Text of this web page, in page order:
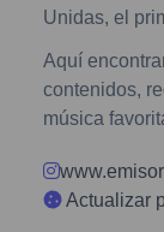
Unidas, el
Aquí
contenidos,
música
Actualizar